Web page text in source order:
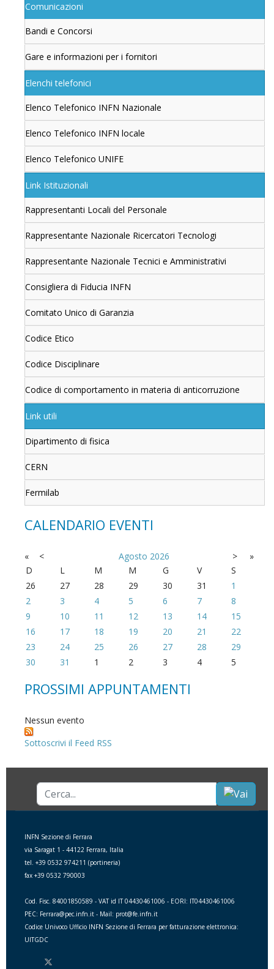
Comunicazioni
Bandi e Concorsi
Gare e informazioni per i fornitori
Elenchi telefonici
Elenco Telefonico INFN Nazionale
Elenco Telefonico INFN locale
Elenco Telefonico UNIFE
Link Istituzionali
Rappresentanti Locali del Personale
Rappresentante Nazionale Ricercatori Tecnologi
Rappresentante Nazionale Tecnici e Amministrativi
Consigliera di Fiducia INFN
Comitato Unico di Garanzia
Codice Etico
Codice Disciplinare
Codice di comportamento in materia di anticorruzione
Link utili
Dipartimento di fisica
CERN
Fermilab
CALENDARIO EVENTI
« < Agosto 2026 >
»
D
L M M G V
S
26
27 28 29 30 31
1
2
3 4 5 6 7
8
9
10 11 12 13 14
15
16
17 18 19 20 21
22
23
24 25 26 27 28
29
30
31 1 2 3 4 5
PROSSIMI APPUNTAMENTI
Nessun evento
Sottoscrivi il Feed RSS
Cerca...
INFN Sezione di Ferrara
via Saragat 1 - 44122 Ferrara, Italia
tel. +39 0532 974211 (portineria)
fax +39 0532 790003
Cod. Fisc. 84001850589 - VAT id IT 04430461006 - EORI: IT04430461006
PEC: Ferrara@pec.infn.it - Mail: prot@fe.infn.it
Codice Univoco Ufficio INFN Sezione di Ferrara per fatturazione elettronica:
UITGDC